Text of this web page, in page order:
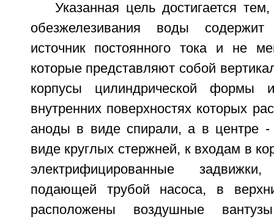
Указанная цель достигается
обезжелезивания воды
источник постоянного тока и не
которые представляют собой
корпусы цилиндрической формы
внутренних поверхностях которых
аноды в виде спирали, а в центре
виде круглых стержней, к входам в
электрифицированные
подающей трубой насоса, в
расположены воздушные